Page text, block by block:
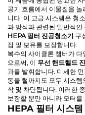
공기 흐름에서 이물질을
니다. 이 고급 시스템은 청
과 방식과 관련된 일반적
HEPA 필터 진공청소기 구
집 및 보유를 보장합니다.
복수의 사이클론 챔버가
으로써, 이 무선 핸드헬드
과를 발휘합니다. 미세한
동물 털까지도 모두 시스
착 및 차단됩니다. 이러한
보장할 뿐만 아니라 모터
HEPA 필터 시스템